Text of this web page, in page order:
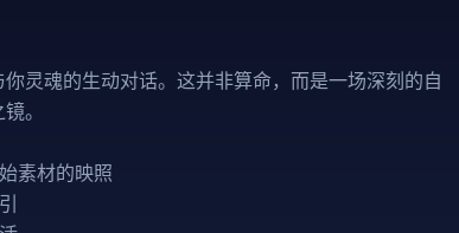
灵魂的生动对话。这并非算命，而是一场深刻的自
。
素材的映照